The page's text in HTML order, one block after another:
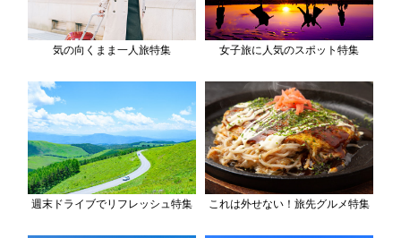
気の向くまま一人旅特集 女子旅に人気のスポット特集
週末ドライブでリフレッシュ特集 これは外せない！旅先グルメ特集